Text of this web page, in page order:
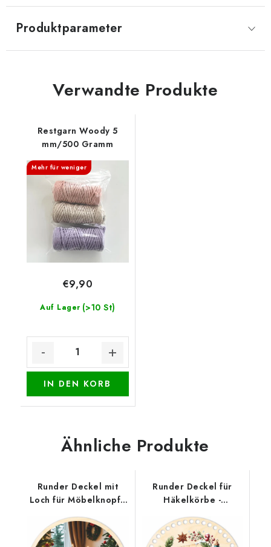
Produktparameter
Verwandte Produkte
Restgarn Woody 5
mm/500 Gramm
Mehr für weniger
Auf Lager (>10 St)
€9,90
IN DEN KORB
Ähnliche Produkte
Runder Deckel mit
Loch für Möbelknopf -
Runder Deckel für
Häkelkörbe -